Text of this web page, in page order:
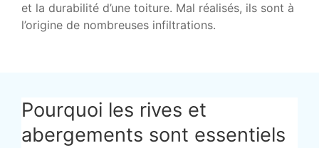
et la durabilité d’une toiture. Mal réalisés, ils sont à
l’origine de nombreuses infiltrations.
Pourquoi les rives et
abergements sont essentiels